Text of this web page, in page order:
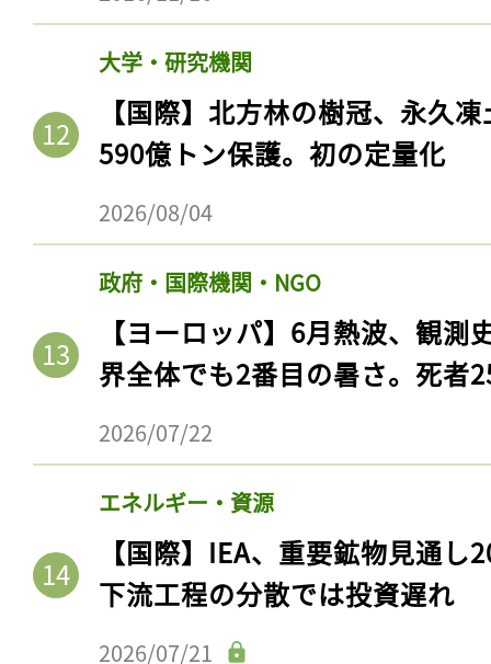
大学・研究機関
【国際】北方林の樹冠、永久
590億トン保護。初の定量化
2026/08/04
政府・国際機関・NGO
【ヨーロッパ】6月熱波、観
界全体でも2番目の暑さ。死者
2026/07/22
エネルギー・資源
【国際】IEA、重要鉱物見通
下流工程の分散では投資遅れ
2026/07/21
記事をお気に入りに
ログインが必
ログイン